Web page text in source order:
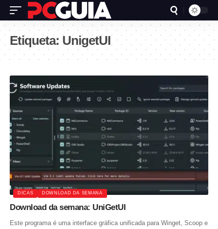
Etiqueta: UnigetUI
DICAS DOWNLOAD DA SEMANA
Download da semana: UniGetUI
Este programa é uma interface gráfica unificada para Winget, Scoop e